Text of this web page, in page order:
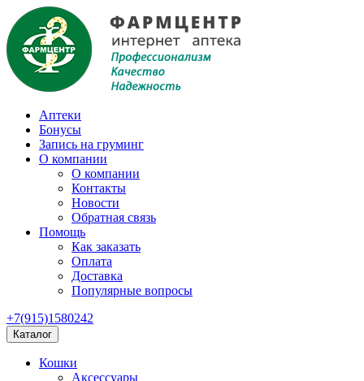
Аптеки
Бонусы
Запись на груминг
О компании
О компании
Контакты
Новости
Обратная связь
Помощь
Как заказать
Оплата
Доставка
Популярные вопросы
+7(915)1580242
Каталог
Кошки
Аксессуары